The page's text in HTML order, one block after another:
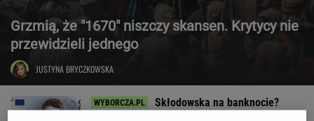
Grzmią, że "1670" niszczy skansen. Krytycy nie
przewidzieli jednego
JUSTYNA BRYCZKOWSKA
Skłodowska na banknocie?